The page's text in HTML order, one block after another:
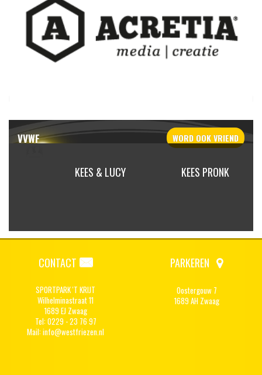
VVWF WORD OOKVRIEND
KEES & LUCY KEES PRONK
CONTACT
SPORTPARK 'T KRIJT
Wilhelminastraat 11
1689 EJ Zwaag
Tel: 0229 - 23 76 97
Mail:info@westfriezen.nl
PARKEREN
Oostergouw 7
1689 AH Zwaag